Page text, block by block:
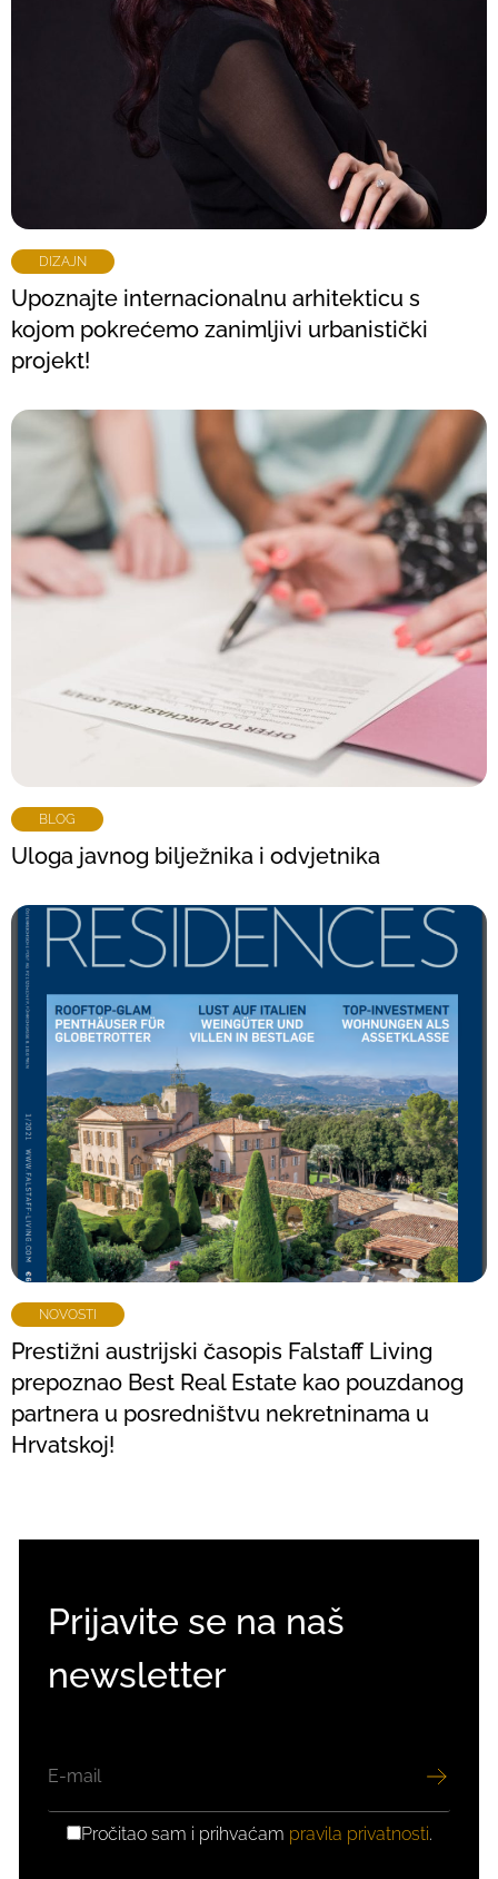
DIZAJN
Upoznajte internacionalnu arhitekticu s
kojom pokrećemo zanimljivi urbanistički
projekt!
BLOG
Uloga javnog bilježnika i odvjetnika
NOVOSTI
Prestižni austrijski časopis Falstaff Living
prepoznao Best Real Estate kao pouzdanog
partnera u posredništvu nekretninama u
Hrvatskoj!
Prijavite se na naš
newsletter
GDPRPročitao sam i prihvaćam pravila privatnosti.